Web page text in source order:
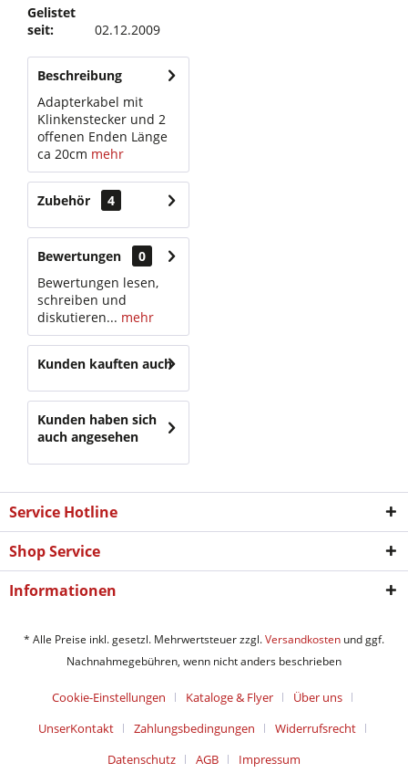
Gelistet
seit:
02.12.2009
Beschreibung
Adapterkabel mit
Klinkenstecker und 2
offenen Enden Länge
ca 20cm mehr
Zubehör 4
Bewertungen
0
Bewertungen lesen,
schreiben und
diskutieren... mehr
Kunden kauften auch
Kunden haben sich
auch angesehen
Service Hotline
Shop Service
Informationen
* Alle Preise inkl. gesetzl. Mehrwertsteuer zzgl.Versandkosten und ggf.
Nachnahmegebühren, wenn nicht anders beschrieben
Cookie-Einstellungen Kataloge & Flyer
Über uns
UnserKontakt
Zahlungsbedingungen
Widerrufsrecht
Datenschutz
AGB Impressum